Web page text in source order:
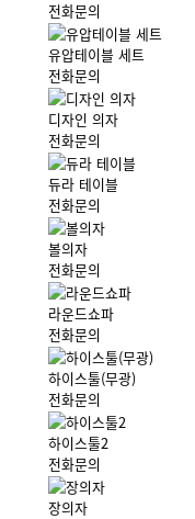
전화문의
유압테이블 세트
전화문의
디자인 의자
전화문의
듀라 테이블
전화문의
볼의자
전화문의
라운드쇼파
전화문의
하이스툴(무광)
전화문의
하이스툴2
전화문의
장의자